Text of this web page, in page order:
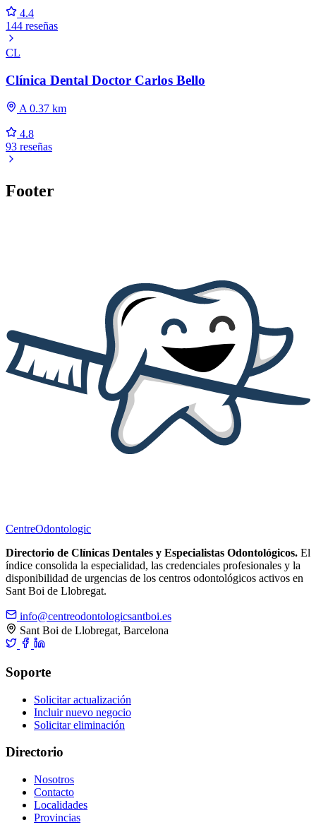
4.4
144 reseñas
CL
Clínica Dental Doctor Carlos Bello
A 0.37 km
4.8
93 reseñas
Footer
CentreOdontologic
Directorio de Clínicas Dentales y Especialistas Odontológicos. El
índice consolida la especialidad, las credenciales profesionales y la
disponibilidad de urgencias de los centros odontológicos activos en
Sant Boi de Llobregat.
info@centreodontologicsantboi.es
Sant Boi de Llobregat, Barcelona
Soporte
Solicitar actualización
Incluir nuevo negocio
Solicitar eliminación
Directorio
Nosotros
Contacto
Localidades
Provincias